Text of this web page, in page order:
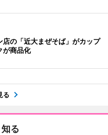
店の「近大まぜそば」がカップ
商品化
る
る